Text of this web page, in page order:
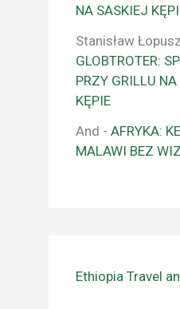
NA SASKIEJ
Stanisław
GLOBTROTER:
PRZY GRILLU
KĘPIE
And - AFRYKA:
MALAWI BEZ WIZ
Ethiopia Travel